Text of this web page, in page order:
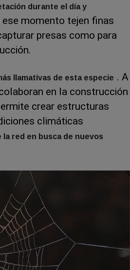
durante el día y
ese momento tejen finas
presas como para
llamativas de esta especie . A
en la construcción
crear estructuras
climáticas
red en busca de nuevos